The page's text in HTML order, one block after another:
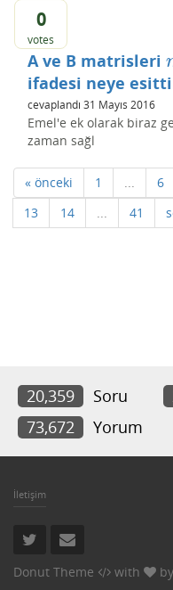
0
votes
A ve B matrisleri
ifadesi neye
cevaplandı 31 Mayıs 2016
Emel'e ek olarak biraz
zaman sağl
« önceki 1 ... 6
13
14 ... 41
20,359 Soru
73,672
Yorum
İletişim
Donut Theme with by